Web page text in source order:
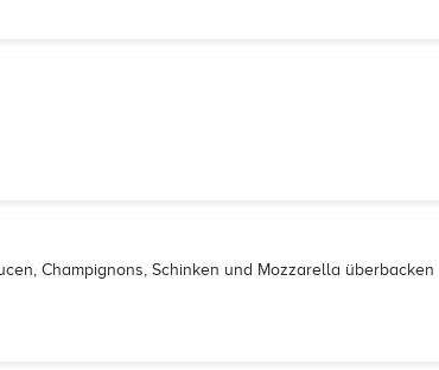
Champignons, Schinken und Mozzarella überbacken